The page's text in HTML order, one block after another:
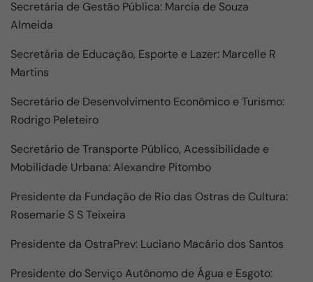
Secretária de Gestão Pública: Marcia de Souza
Almeida
Secretária de Educação, Esporte e Lazer: Marcelle R
Martins
Secretário de Desenvolvimento Econômico e Turismo:
Rodrigo Peleteiro
Secretário de Transporte Público, Acessibilidade e
Mobilidade Urbana: Alexandre Pitombo
Presidente da Fundação de Rio das Ostras de Cultura:
Rosemarie S S Teixeira
Presidente da OstraPrev: Luciano Macário dos Santos
Presidente do Serviço Autônomo de Água e Esgoto: